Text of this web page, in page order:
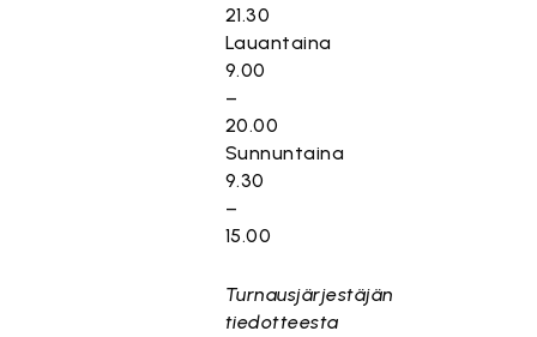
21.30
Lauantaina
9.00
–
20.00
Sunnuntaina
9.30
–
15.00
Turnausjärjestäjän
tiedotteesta